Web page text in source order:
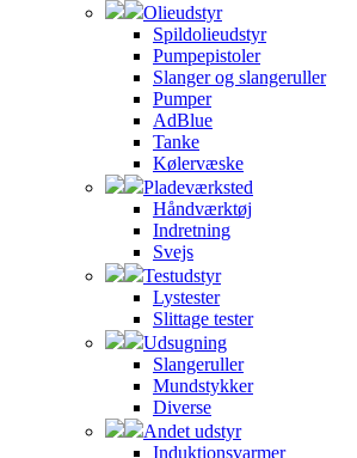
Olieudstyr
Spildolieudstyr
Pumpepistoler
Slanger og slangeruller
Pumper
AdBlue
Tanke
Kølervæske
Pladeværksted
Håndværktøj
Indretning
Svejs
Testudstyr
Lystester
Slittage tester
Udsugning
Slangeruller
Mundstykker
Diverse
Andet udstyr
Induktionsvarmer